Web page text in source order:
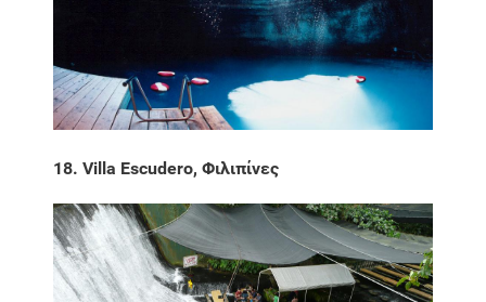
18. Villa Escudero, Φιλιπίνες